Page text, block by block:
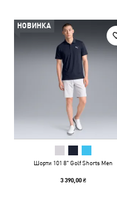
НОВИНКА
Шорти 101 8" Golf Shorts Men
3 390,00 ₴